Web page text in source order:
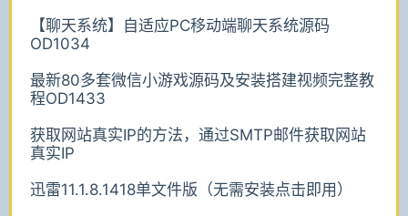
【聊天系统】自适应PC移动端聊天系统源码
OD1034
最新80多套微信小游戏源码及安装搭建视频完整教
程OD1433
获取网站真实IP的方法，通过SMTP邮件获取网站
真实IP
迅雷11.1.8.1418单文件版（无需安装点击即用）